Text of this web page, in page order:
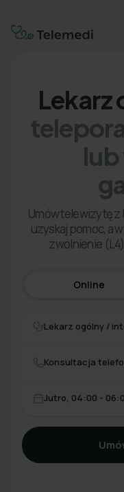
Lekarz
Umów telewizytę z
uzyskaj pomoc, a
zwolnienie
Online
Lekarz ogólny /
Konsultacja
Jutro, 04:00 -